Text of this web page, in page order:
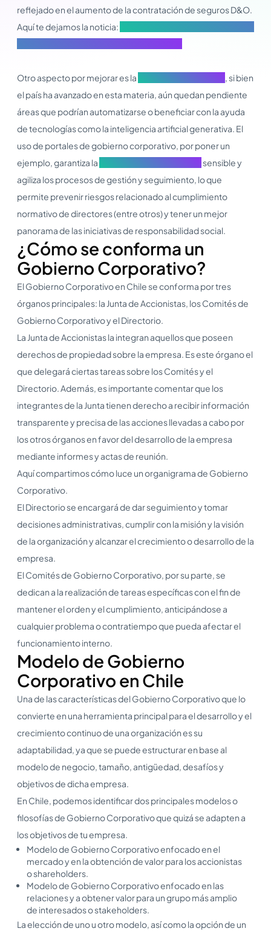
reflejado en el aumento de la contratación de seguros D&O.
Aquí te dejamos la noticia:
Otro aspecto por mejorar es la
, si bien
el país ha avanzado en esta materia, aún quedan pendiente
áreas que podrían automatizarse o beneficiar con la ayuda
de tecnologías como la inteligencia artificial generativa. El
uso de portales de gobierno corporativo, por poner un
ejemplo, garantiza la
sensible y
agiliza los procesos de gestión y seguimiento, lo que
permite prevenir riesgos relacionado al cumplimiento
normativo de directores (entre otros) y tener un mejor
panorama de las iniciativas de responsabilidad social.
¿Cómo se conforma un
Gobierno Corporativo?
El Gobierno Corporativo en Chile se conforma por tres
órganos principales: la Junta de Accionistas, los Comités de
Gobierno Corporativo y el Directorio.
La Junta de Accionistas la integran aquellos que poseen
derechos de propiedad sobre la empresa. Es este órgano el
que delegará ciertas tareas sobre los Comités y el
Directorio. Además, es importante comentar que los
integrantes de la Junta tienen derecho a recibir información
transparente y precisa de las acciones llevadas a cabo por
los otros órganos en favor del desarrollo de la empresa
mediante informes y actas de reunión.
Aquí compartimos cómo luce un organigrama de Gobierno
Corporativo.
El Directorio se encargará de dar seguimiento y tomar
decisiones administrativas, cumplir con la misión y la visión
de la organización y alcanzar el crecimiento o desarrollo de la
empresa.
El Comités de Gobierno Corporativo, por su parte, se
dedican a la realización de tareas específicas con el fin de
mantener el orden y el cumplimiento, anticipándose a
cualquier problema o contratiempo que pueda afectar el
funcionamiento interno.
Modelo de Gobierno
Corporativo en Chile
Una de las características del Gobierno Corporativo que lo
convierte en una herramienta principal para el desarrollo y el
crecimiento continuo de una organización es su
adaptabilidad, ya que se puede estructurar en base al
modelo de negocio, tamaño, antigüedad, desafíos y
objetivos de dicha empresa.
En Chile, podemos identificar dos principales modelos o
filosofías de Gobierno Corporativo que quizá se adapten a
los objetivos de tu empresa.
Modelo de Gobierno Corporativo enfocado en el
mercado y en la obtención de valor para los accionistas
o shareholders.
Modelo de Gobierno Corporativo enfocado en las
relaciones y a obtener valor para un grupo más amplio
de interesados o stakeholders.
La elección de uno u otro modelo, así como la opción de un